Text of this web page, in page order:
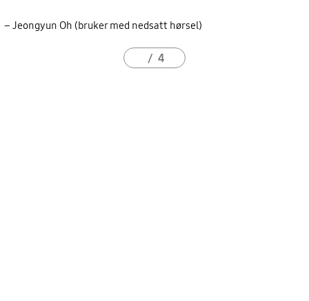
– Jeongyun Oh (bruker med nedsatt hørsel)
4